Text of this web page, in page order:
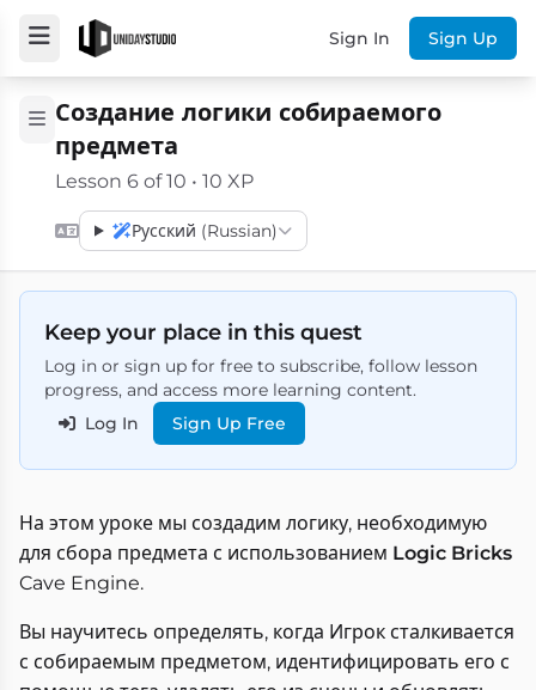
Sign In Sign Up
Создание логики собираемого
предмета
Lesson 6 of 10 • 10 XP
Русский (Russian)
Keep your place in this quest
Log in or sign up for free to subscribe, follow lesson
progress, and access more learning content.
Log In
Sign Up Free
На этом уроке мы создадим логику, необходимую
для сбора предмета с использованием Logic Bricks
Cave Engine.
Вы научитесь определять, когда Игрок сталкивается
с собираемым предметом, идентифицировать его с